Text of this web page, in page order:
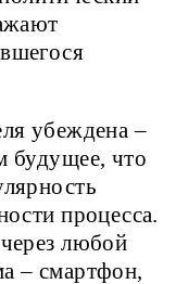
убеждена –
будущее, что
процесса.
любой
– смартфон,